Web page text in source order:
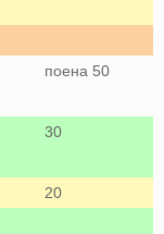
поена 50
30
20